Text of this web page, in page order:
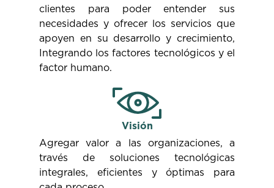
clientes para poder entender sus
necesidades y ofrecer los servicios que
apoyen en su desarrollo y crecimiento,
Integrando los factores tecnológicos y el
factor humano.
Visión
Agregar valor a las organizaciones, a
través de soluciones tecnológicas
integrales, eficientes y óptimas para